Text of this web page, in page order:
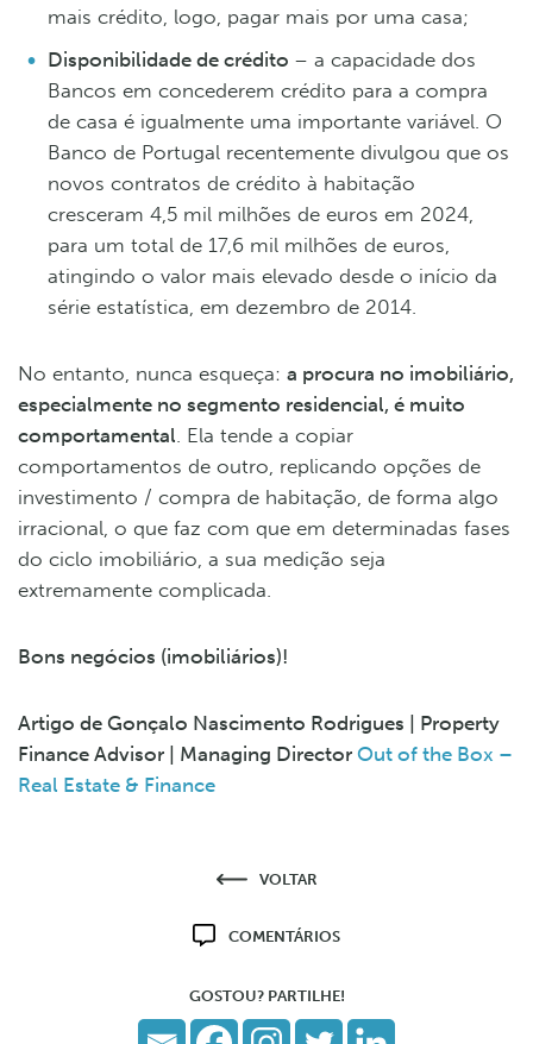
mais crédito, logo, pagar mais por uma casa;
Disponibilidade de crédito – a capacidade dos
Bancos em concederem crédito para a compra
de casa é igualmente uma importante variável. O
Banco de Portugal recentemente divulgou que os
novos contratos de crédito à habitação
cresceram 4,5 mil milhões de euros em 2024,
para um total de 17,6 mil milhões de euros,
atingindo o valor mais elevado desde o início da
série estatística, em dezembro de 2014.
No entanto, nunca esqueça: a procura no imobiliário,
especialmente no segmento residencial, é muito
comportamental. Ela tende a copiar
comportamentos de outro, replicando opções de
investimento / compra de habitação, de forma algo
irracional, o que faz com que em determinadas fases
do ciclo imobiliário, a sua medição seja
extremamente complicada.
Bons negócios (imobiliários)!
Artigo de Gonçalo Nascimento Rodrigues | Property
Finance Advisor | Managing Director Out of the Box –
Real Estate & Finance
VOLTAR
COMENTÁRIOS
GOSTOU? PARTILHE!